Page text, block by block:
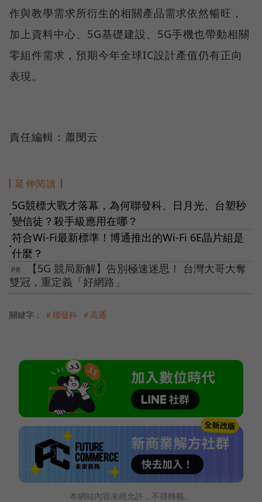
作與教學需求所衍生的相關產品需求依然暢旺，
加上資料中心、5G基礎建設、5G手機也帶動相關
零組件需求，預期今年全球IC設計產值仍有正向
表現。
責任編輯：蕭閔云
延伸閱讀
●
5G競標大戰才落幕，為何聯發科、日月光、台塑秒
變信徒？殺手級應用在哪？
●
符合Wi-Fi最新標準！博通推出的Wi-Fi 6E晶片組是
什麼？
【5G 競局新解】告別極速迷思！ 台灣大哥大奪
雙冠，重定義「好網路」
關鍵字： ＃聯發科 ＃高通
本網站內容未經允許，不得轉載。